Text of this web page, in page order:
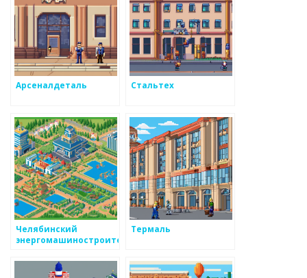
Арсеналдеталь Стальтех
Челябинский
энергомашиностроительный
Термаль